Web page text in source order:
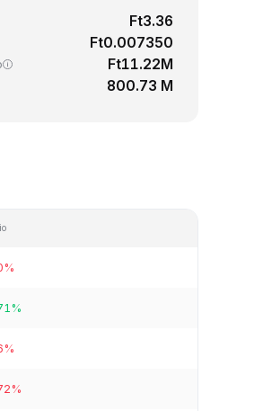
Ft3.36
Ft0.007350
Ft11.22M
800.73 M